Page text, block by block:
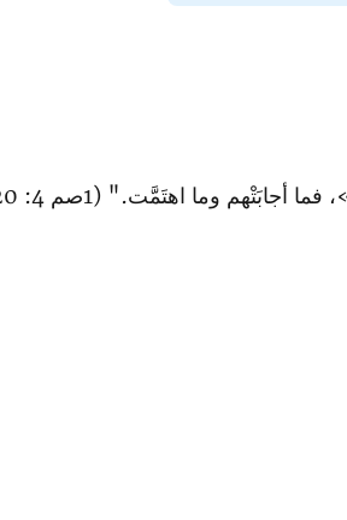
وما ا‏هتَمَّت." (1صم 4: 20).